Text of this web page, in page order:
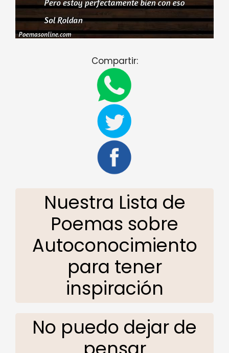
Compartir:
Nuestra Lista de
Poemas sobre
Autoconocimiento
para tener
inspiración
No puedo dejar de